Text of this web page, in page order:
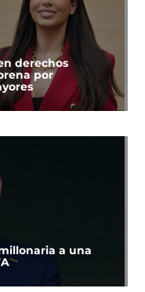
derechos
por
a una